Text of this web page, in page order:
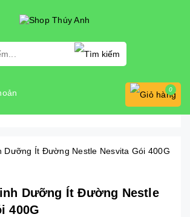
0
gia đình
Dưỡng Ít Đường Nestle Nesvita Gói
Dưỡng Ít Đường Nestle
400G